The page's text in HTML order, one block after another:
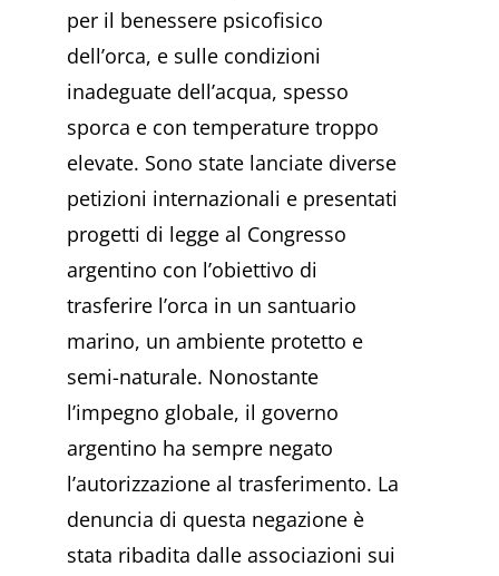
per il benessere psicofisico
dell’orca, e sulle condizioni
inadeguate dell’acqua, spesso
sporca e con temperature troppo
elevate. Sono state lanciate diverse
petizioni internazionali e presentati
progetti di legge al Congresso
argentino con l’obiettivo di
trasferire l’orca in un santuario
marino, un ambiente protetto e
semi-naturale. Nonostante
l’impegno globale, il governo
argentino ha sempre negato
l’autorizzazione al trasferimento. La
denuncia di questa negazione è
stata ribadita dalle associazioni sui